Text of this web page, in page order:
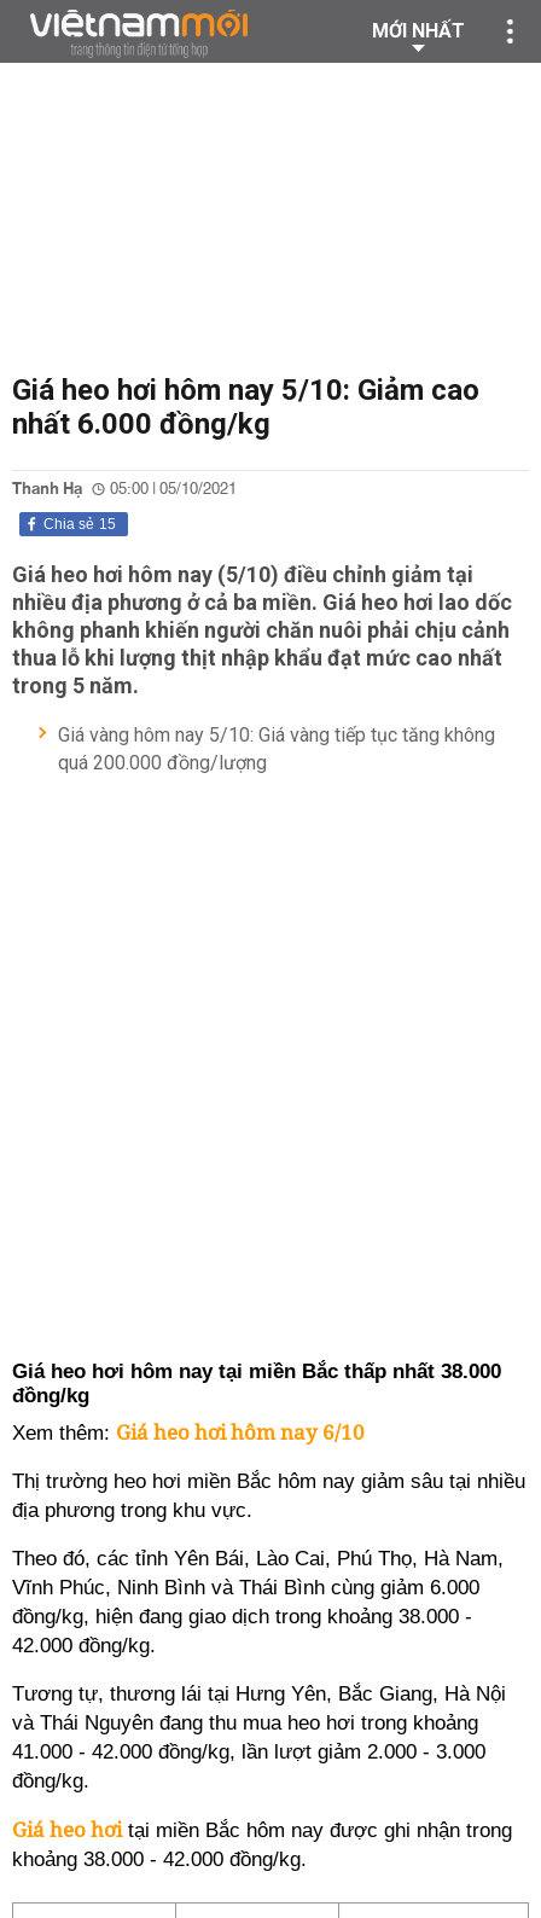
MỚI NHẤT
Giá heo hơi hôm nay 5/10: Giảm cao
nhất 6.000 đồng/kg
Thanh Hạ 05:00 | 05/10/2021
15
Chia sẻ
Giá heo hơi hôm nay (5/10) điều chỉnh giảm tại
nhiều địa phương ở cả ba miền. Giá heo hơi lao dốc
không phanh khiến người chăn nuôi phải chịu cảnh
thua lỗ khi lượng thịt nhập khẩu đạt mức cao nhất
trong 5 năm.
Giá vàng hôm nay 5/10: Giá vàng tiếp tục tăng không
quá 200.000 đồng/lượng
Giá heo hơi hôm nay tại miền Bắc thấp nhất 38.000
đồng/kg
Xem thêm: Giá heo hơi hôm nay 6/10
Thị trường heo hơi miền Bắc hôm nay giảm sâu tại nhiều
địa phương trong khu vực.
Theo đó, các tỉnh Yên Bái, Lào Cai, Phú Thọ, Hà Nam,
Vĩnh Phúc, Ninh Bình và Thái Bình cùng giảm 6.000
đồng/kg, hiện đang giao dịch trong khoảng 38.000 -
42.000 đồng/kg.
Tương tự, thương lái tại Hưng Yên, Bắc Giang, Hà Nội
và Thái Nguyên đang thu mua heo hơi trong khoảng
41.000 - 42.000 đồng/kg, lần lượt giảm 2.000 - 3.000
đồng/kg.
Giá heo hơitại miền Bắc hôm nay được ghi nhận trong
khoảng 38.000 - 42.000 đồng/kg.